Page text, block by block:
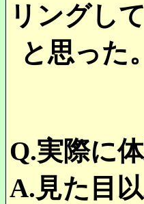
リングし
と思った。
Q.実際に
A. 見た目